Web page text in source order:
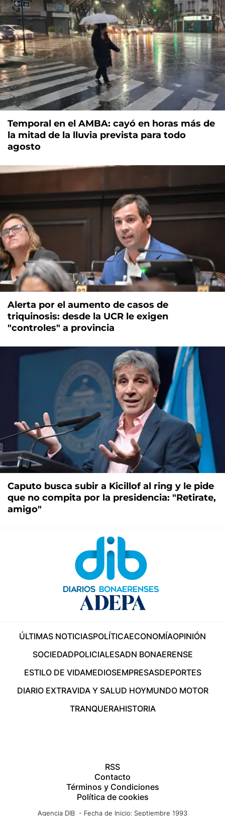
Temporal en el AMBA: cayó en horas más de
la mitad de la lluvia prevista para todo
agosto
Alerta por el aumento de casos de
triquinosis: desde la UCR le exigen
"controles" a provincia
Caputo busca subir a Kicillof al ring y le pide
que no compita por la presidencia: "Retirate,
amigo"
ÚLTIMAS NOTICIASPOLÍTICAECONOMÍAOPINIÓN
SOCIEDADPOLICIALESADN BONAERENSE
ESTILO DE VIDAMEDIOSEMPRESASDEPORTES
DIARIO EXTRAVIDA Y SALUD HOYMUNDO MOTOR
TRANQUERAHISTORIA
RSS
Contacto
Términos y Condiciones
Política de cookies
Agencia DIB - Fecha de Inicio: Septiembre 1993